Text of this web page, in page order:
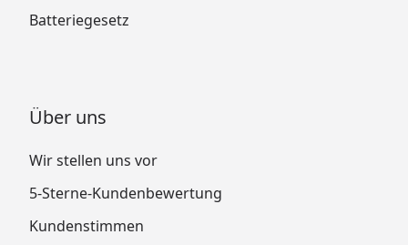
Batteriegesetz
Über uns
Wir stellen uns vor
5-Sterne-Kundenbewertung
Kundenstimmen